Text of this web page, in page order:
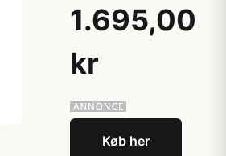
1.695,00
kr
Køb her